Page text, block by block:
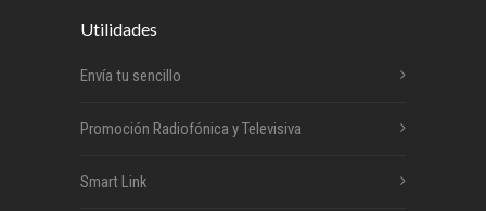
Utilidades
Envía tu sencillo
Promoción Radiofónica y Televisiva
Smart Link